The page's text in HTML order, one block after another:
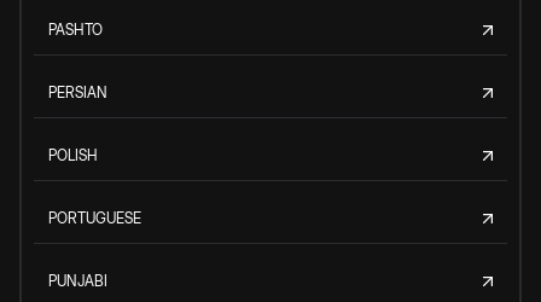
PASHTO
PERSIAN
POLISH
PORTUGUESE
PUNJABI